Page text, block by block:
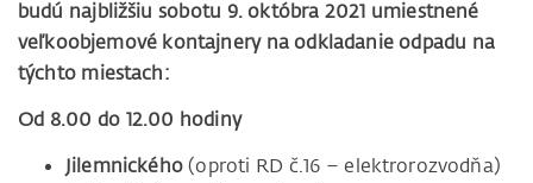
budú najbližšiu sobotu 9. októbra 2021 umiestnené
veľkoobjemové kontajnery na odkladanie odpadu na
týchto miestach:
Od 8.00 do 12.00 hodiny
Jilemnického(oproti RD č.16 – elektrorozvodňa)